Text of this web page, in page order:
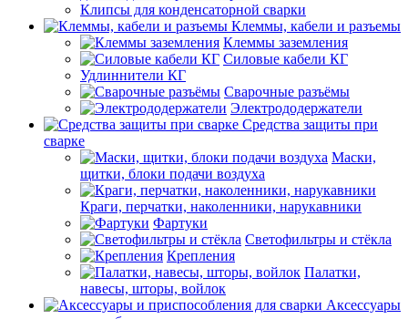
Клипсы для конденсаторной сварки
Клеммы, кабели и разъемы
Клеммы заземления
Силовые кабели КГ
Удлиннители КГ
Сварочные разъёмы
Электрододержатели
Средства защиты при
сварке
Маски,
щитки, блоки подачи воздуха
Краги, перчатки, наколенники, нарукавники
Фартуки
Светофильтры и стёкла
Крепления
Палатки,
навесы, шторы, войлок
Аксессуары